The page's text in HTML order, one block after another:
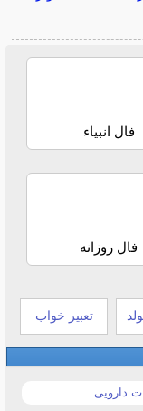
فال انبیاء
فال روزانه
تعبیر خواب
دارویی